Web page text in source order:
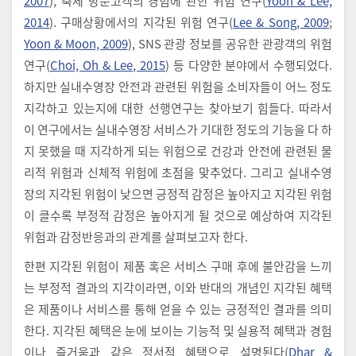
2014). 구매상황에서의 지각된 위험 연구(Lee & Song, 2009;
Yoon & Moon, 2009), SNS 관광 정보를 공유한 관광객의 위험
연구(Choi, Oh & Lee, 2015) 등 다양한 분야에서 수행되었다.
하지만 실내수영장 안전과 관련된 위험을 소비자들이 어느 정도
지각하고 있는지에 대한 선행연구는 찾아보기 힘들다. 따라서
이 연구에서는 실내수영장 서비스가 기대한 정도의 기능을 다 하
지 못했을 때 지각하게 되는 위험으로 건강과 안전에 관련된 물
리적 위험과 신체적 위험에 초점을 맞추었다. 그리고 실내수영
장의 지각된 위험이 낮으면 긍정적 감정은 높아지고 지각된 위험
이 클수록 부정적 감정은 높아지게 될 것으로 예상하여 지각된
위험과 감정반응과의 관계를 살펴보고자 한다.
한편 지각된 위험이 제품 혹은 서비스 구매 후에 불안감을 느끼
는 부정적 결과의 지각이라면, 이와 반대의 개념인 지각된 혜택
은 제품이나 서비스를 통해 얻을 수 있는 긍정적인 결과를 의미
한다. 지각된 혜택은 눈에 보이는 기능적 및 실용적 혜택과 경험
이나 즐거움과 같은 정서적 혜택으로 설명된다(Dhar &